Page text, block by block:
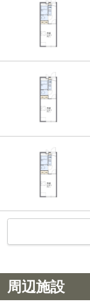
周辺施設